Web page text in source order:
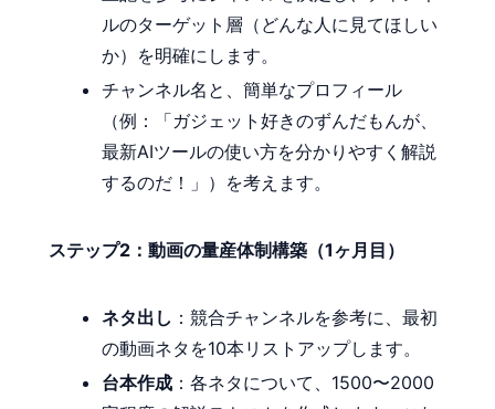
ルのターゲット層（どんな人に見てほしい
か）を明確にします。
チャンネル名と、簡単なプロフィール
（例：「ガジェット好きのずんだもんが、
最新AIツールの使い方を分かりやすく解説
するのだ！」）を考えます。
ステップ2：動画の量産体制構築（1ヶ月目）
ネタ出し ：競合チャンネルを参考に、最初
の動画ネタを10本リストアップします。
台本作成 ：各ネタについて、1500〜2000